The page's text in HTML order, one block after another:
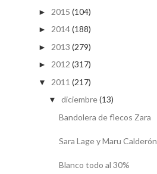
► 2015 (104)
► 2014(188)
► 2013 (279)
► 2012 (317)
▼ 2011 (217)
▼ diciembre(13)
Bandolera de flecos Zara
Sara Lage y Maru Calderón
Blanco todo al 30%